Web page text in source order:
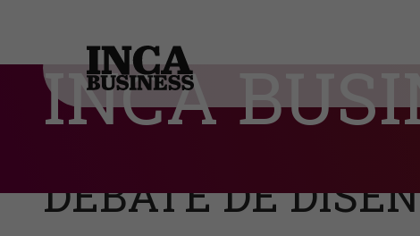
INCA
INCA BUSINESS
DE LA CUCHARA
DEBATE DE